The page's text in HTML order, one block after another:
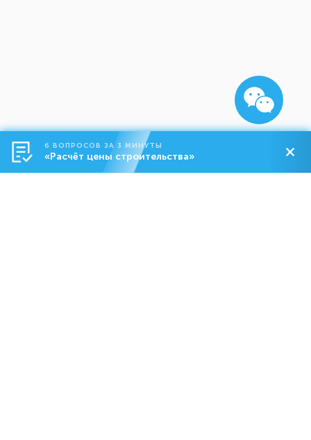
6 ВОПРОСОВ ЗА 3 МИНУТЫ
«Расчёт цены строительства»